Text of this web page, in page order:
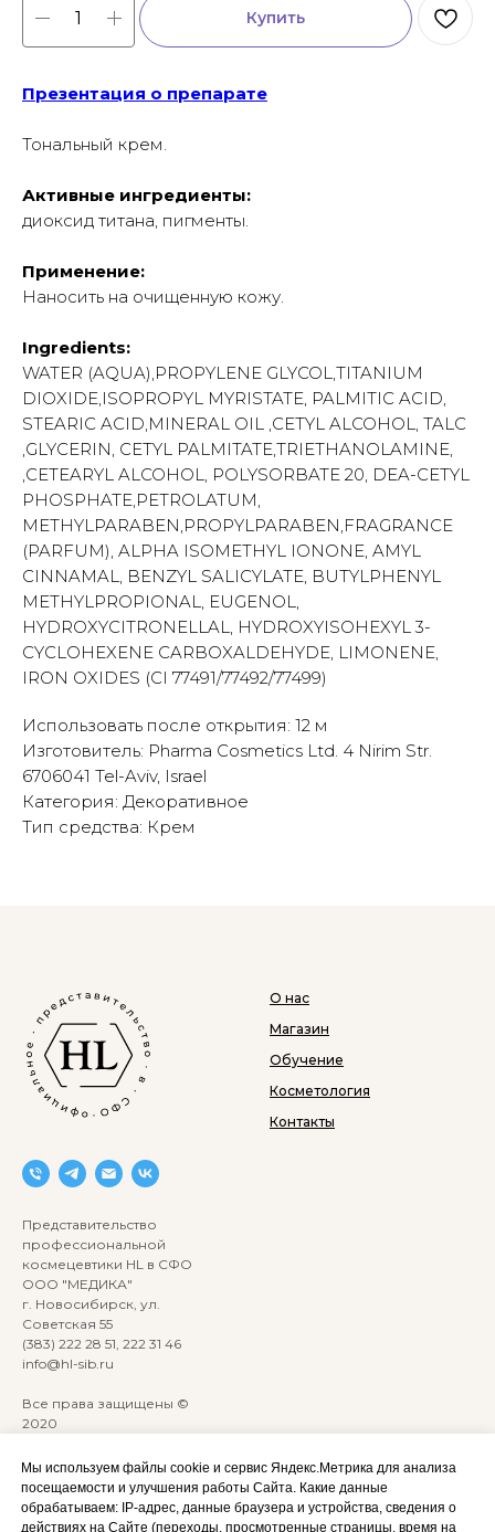
Мы используем файлы cookie и сервис Яндекс.Метрика для анализа
посещаемости и улучшения работы Сайта. Какие данные
обрабатываем: IP‑адрес, данные браузера и устройства, сведения о
действиях на Сайте (переходы, просмотренные страницы, время на
Купить
Презентация о препарате
Тональный крем.
Активные ингредиенты:
диоксид титана, пигменты.
Применение:
Наносить на очищенную кожу.
Ingredients:
WATER (AQUA),PROPYLENE GLYCOL,TITANIUM
DIOXIDE,ISOPROPYL MYRISTATE, PALMITIC ACID,
STEARIC ACID,MINERAL OIL ,CETYL ALCOHOL, TALC
,GLYCERIN, CETYL PALMITATE,TRIETHANOLAMINE,
,CETEARYL ALCOHOL, POLYSORBATE 20, DEA-CETYL
PHOSPHATE,PETROLATUM,
METHYLPARABEN,PROPYLPARABEN,FRAGRANCE
(PARFUM), ALPHA ISOMETHYL IONONE, AMYL
CINNAMAL, BENZYL SALICYLATE, BUTYLPHENYL
METHYLPROPIONAL, EUGENOL,
HYDROXYCITRONELLAL, HYDROXYISOHEXYL 3-
CYCLOHEXENE CARBOXALDEHYDE, LIMONENE,
IRON OXIDES (CI 77491/77492/77499)
Использовать после открытия: 12 м
Изготовитель: Pharma Cosmetics Ltd. 4 Nirim Str.
6706041 Tel-Aviv, Israel
Категория: Декоративное
Тип средства: Крем
Представительство
профессиональной
космецевтики HL в СФО
ООО "МЕДИКА"
г. Новосибирск, ул.
Советская 55
(383) 222 28 51, 222 31 46
info@hl-sib.ru
Все права защищены ©
2020
ANKRYONK
О нас
Магазин
Обучение
Косметология
Контакты
Акции и скидки
Политика